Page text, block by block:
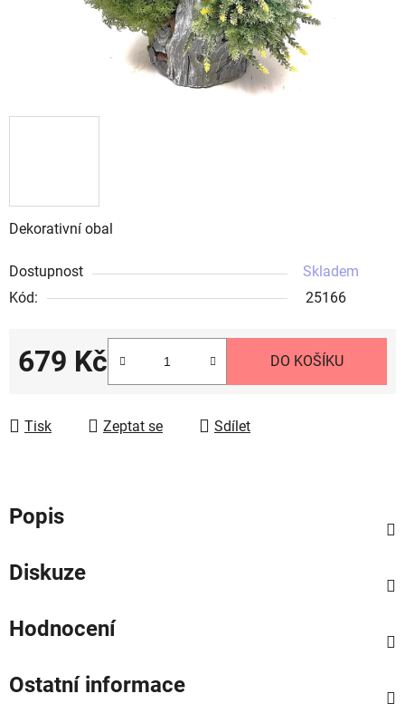
Dekorativní obal
Dostupnost
Skladem
Kód:
25166
679 Kč DO KOŠÍKU
Tisk Zeptat se Sdílet
Popis
Diskuze
Hodnocení
Ostatní informace